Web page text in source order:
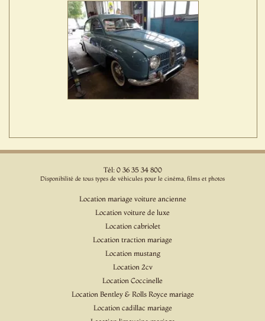
Tél: 0 36 35 34 800
Disponibilité de tous types de véhicules pour le cinéma, films et photos
Location mariage voiture ancienne
Location voiture de luxe
Location cabriolet
Location traction mariage
Location mustang
Location 2cv
Location Coccinelle
Location Bentley & Rolls Royce mariage
Location cadillac mariage